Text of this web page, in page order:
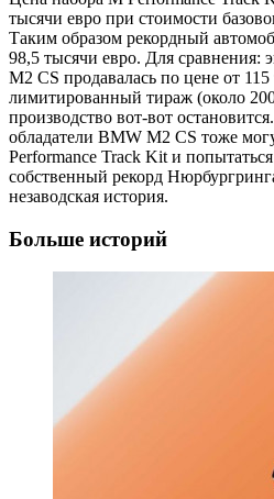
тысячи евро при стоимости
Таким образом рекордный
98,5 тысячи евро. Для сравнения:
M2 CS продавалась по цене от
лимитированный тираж (около
производство вот-вот
обладатели BMW M2 CS тоже
Performance Track Kit и
собственный рекорд
незаводская история.
Больше историй